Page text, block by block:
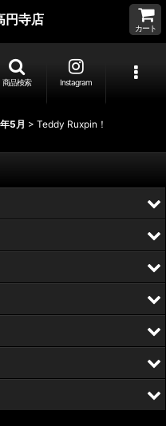
寺店
カート
商品検索 Instagram
5月 > Teddy Ruxpin！